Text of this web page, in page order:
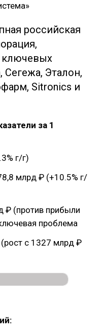
российская
Сегежа, Эталон,
Sitronics и
за 1
г/г)
млрд ₽ (+10.5% г/
₽ (против прибыли
проблема
с 1327 млрд ₽